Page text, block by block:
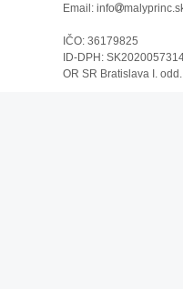
Email: info
IČO: 36179825
ID-DPH:
OR SR Bratislava I.